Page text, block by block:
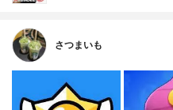
さつまいも